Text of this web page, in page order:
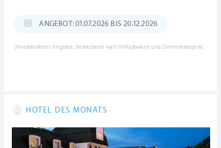
ANGEBOT: 01.07.2026 BIS 20.12.2026
Unverbindliches Angebot, freibleibend nach Verfügbarkeit und Zimmerkategorie.
HOTEL DES MONATS